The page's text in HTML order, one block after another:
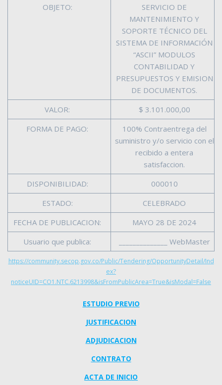
OBJETO:
SERVICIO DE
MANTENIMIENTO Y
SOPORTE TÉCNICO DEL
SISTEMA DE INFORMACIÓN
“ASCII” MODULOS
CONTABILIDAD Y
PRESUPUESTOS Y EMISION
DE DOCUMENTOS.
VALOR:
$ 3.101.000,00
FORMA DE PAGO:
100% Contraentrega del
suministro y/o servicio con el
recibido a entera
satisfaccion.
DISPONIBILIDAD:
000010
ESTADO:
CELEBRADO
FECHA DE PUBLICACION:
MAYO 28 DE 2024
Usuario que publica:
______________ WebMaster
https://community.secop.gov.co/Public/Tendering/OpportunityDetail/Ind
ex?
noticeUID=CO1.NTC.6213998&isFromPublicArea=True&isModal=False
ESTUDIO PREVIO
JUSTIFICACION
ADJUDICACION
CONTRATO
ACTA DE INICIO